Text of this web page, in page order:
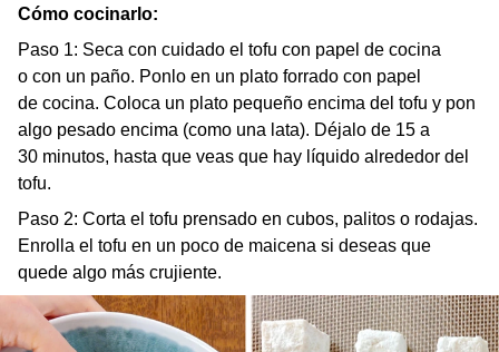
Cómo cocinarlo:
Paso 1: Seca con cuidado el tofu con papel de cocina
o con un paño. Ponlo en un plato forrado con papel
de cocina. Coloca un plato pequeño encima del tofu y pon
algo pesado encima (como una lata). Déjalo de 15 a
30 minutos, hasta que veas que hay líquido alrededor del
tofu.
Paso 2: Corta el tofu prensado en cubos, palitos o rodajas.
Enrolla el tofu en un poco de maicena si deseas que
quede algo más crujiente.